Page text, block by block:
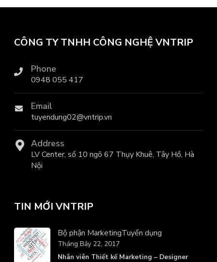
CÔNG TY TNHH CÔNG NGHỆ VNTRIP
Phone
0948 055 417
Email
tuyendung02@vntrip.vn
Address
LV Center, số 10 ngõ 67 Thụy Khuê, Tây Hồ, Hà
Nội
TIN MỚI VNTRIP
Bộ phận MarketingTuyển dụng
Nhân viên Thiết kế Marketing – Designer
Tháng Bảy 22, 2017